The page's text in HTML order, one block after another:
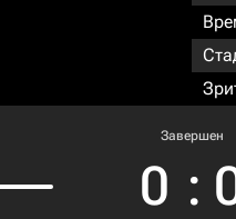
Завершен
0 :